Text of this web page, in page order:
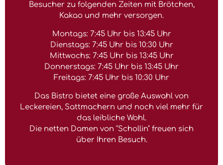
Besucher zu folgenden Zeiten mit Brötchen,
Kakao und mehr versorgen.
Montags: 7:45 Uhr bis 13:45 Uhr
Dienstags: 7:45 Uhr bis 10:30 Uhr
Mittwochs: 7:45 Uhr bis 13:45 Uhr
Donnerstags: 7:45 Uhr bis 13:45 Uhr
Freitags: 7:45 Uhr bis 10:30 Uhr
Das Bistro bietet eine große Auswahl von
Leckereien, Sattmachern und noch viel mehr für
das leibliche Wohl.
Die netten Damen von "Schollin" freuen sich
über Ihren Besuch.